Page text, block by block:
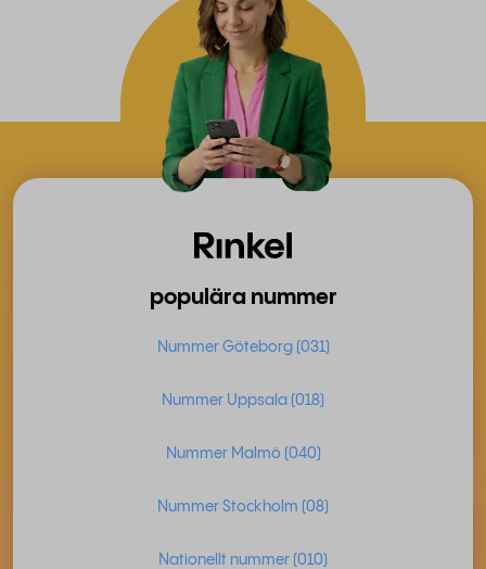
populära nummer
Nummer Göteborg (031)
Nummer Uppsala (018)
Nummer Malmö (040)
Nummer Stockholm (08)
Nationellt nummer (010)